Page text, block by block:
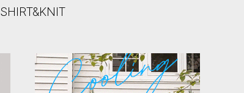
SHIRT&KNIT